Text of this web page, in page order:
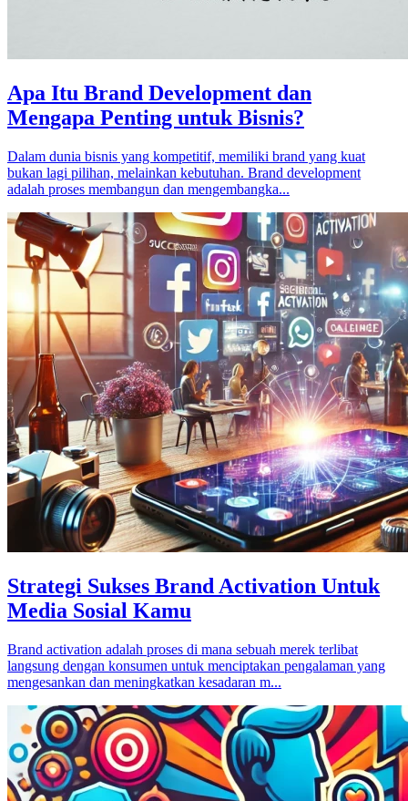
Apa Itu Brand Development dan
Mengapa Penting untuk Bisnis?
Dalam dunia bisnis yang kompetitif, memiliki brand yang kuat
bukan lagi pilihan, melainkan kebutuhan. Brand development
adalah proses membangun dan mengembangka...
Strategi Sukses Brand Activation Untuk
Media Sosial Kamu
Brand activation adalah proses di mana sebuah merek terlibat
langsung dengan konsumen untuk menciptakan pengalaman yang
mengesankan dan meningkatkan kesadaran m...